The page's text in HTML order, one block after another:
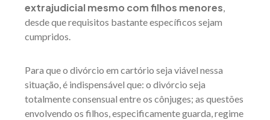
extrajudicial mesmo com filhos menores
desde que requisitos bastante específicos sejam
cumpridos.
Para que o divórcio em cartório seja viável nessa
situação, é indispensável que: o divórcio seja
totalmente consensual entre os cônjuges; as questões
envolvendo os filhos, especificamente guarda, regime